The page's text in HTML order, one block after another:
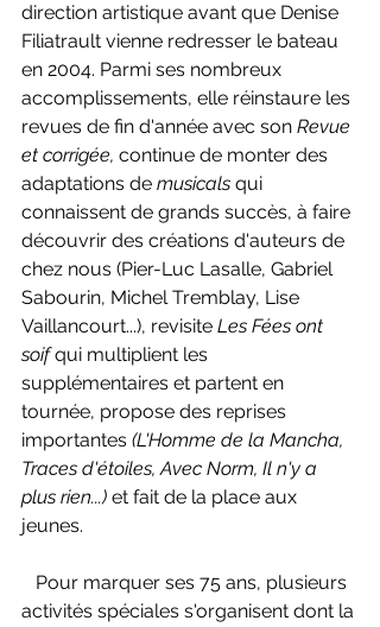
direction artistique avant que Denise
Filiatrault vienne redresser le bateau
en 2004. Parmi ses nombreux
accomplissements, elle réinstaure les
revues de fin d'année avec son Revue
et corrigée, continue de monter des
adaptations de musicals qui
connaissent de grands succès, à faire
découvrir des créations d'auteurs de
chez nous (Pier-Luc Lasalle, Gabriel
Sabourin, Michel Tremblay, Lise
Vaillancourt...), revisite Les Fées ont
soif qui multiplient les
supplémentaires et partent en
tournée, propose des reprises
importantes (L'Homme de la Mancha,
Traces d'étoiles, Avec Norm, Il n'y a
plus rien...) et fait de la place aux
jeunes.
activités spéciales s'organisent dont la